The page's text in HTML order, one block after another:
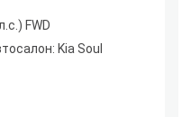
FWD